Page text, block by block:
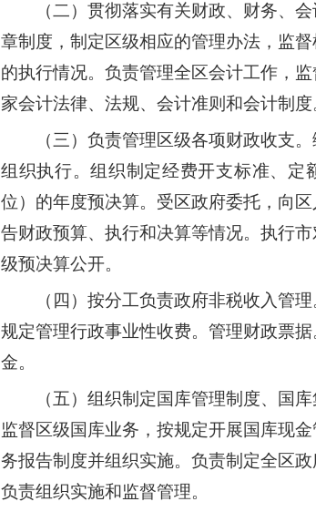
（二）贯彻落实有关财政、财务、
章制度，制定区级相应的管理办法，监
的执行情况。负责管理全区会计工作，
家会计法律、法规、会计准则和会计制度
（三）负责管理区级各项财政收支
组织执行。组织制定经费开支标准、定
位）的年度预决算。受区政府委托，向
告财政预算、执行和决算等情况。执行
级预决算公开。
（四）按分工负责政府非税收入管
规定管理行政事业性收费。管理财政票
金。
（五）组织制定国库管理制度、国
监督区级国库业务，按规定开展国库现
务报告制度并组织实施。负责制定全区
负责组织实施和监督管理。